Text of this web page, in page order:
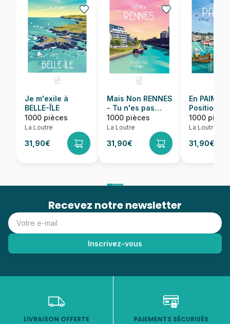
Je m'exile à
BELLE-ÎLE
1000 pièces
La Loutre
31,90€
Mais Non RENNES
- Tu n'es pas
Vilaine
1000 pièces
La Loutre
31,90€
En
Position
1000
La Loutre
31,90€
Recevez notre newsletter
LIVRAISON OFFERTE
PAIEMENTS SÉCURISÉS